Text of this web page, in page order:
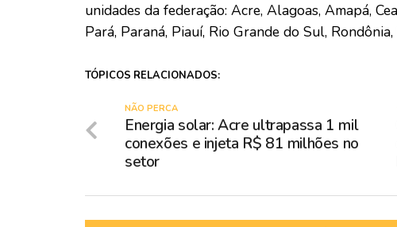
unidades da federação: Acre, Alagoas, Amapá,
Pará, Paraná, Piauí, Rio Grande do Sul,
TÓPICOS RELACIONADOS:
NÃO PERCA
Energia solar: Acre ultrapassa 1 mil
conexões e injeta R$ 81 milhões no
setor